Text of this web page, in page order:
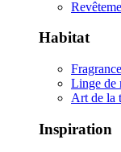
Habitat
Linge de
Art de la
Inspiration